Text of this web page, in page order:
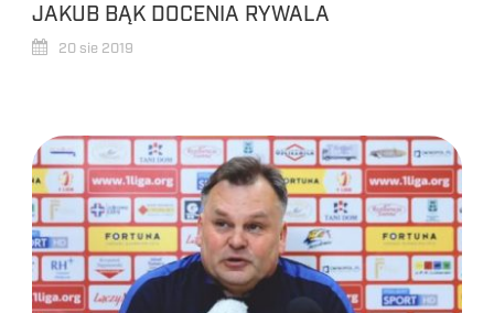
JAKUB BĄK DOCENIA RYWALA
20 sie 2019